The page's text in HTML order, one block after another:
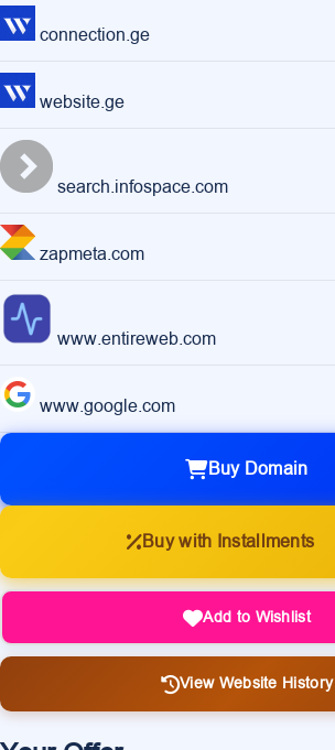
connection.ge
website.ge
search.infospace.com
zapmeta.com
www.entireweb.com
www.google.com
Buy Domain
Buy with Installments
Add to Wishlist
View Website History